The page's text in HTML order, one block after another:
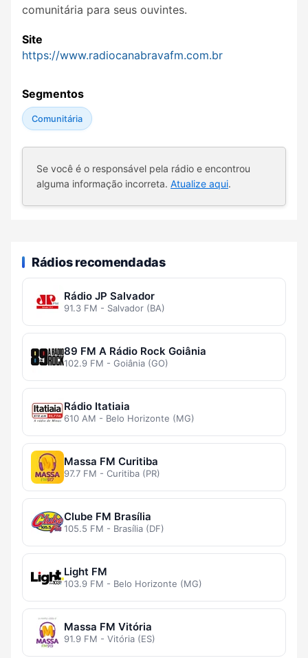
comunitária para seus ouvintes.
Site
https://www.radiocanabravafm.com.br
Segmentos
Comunitária
Se você é o responsável pela rádio e encontrou
alguma informação incorreta. Atualize aqui.
Rádios recomendadas
Rádio JP Salvador
91.3 FM - Salvador (BA)
89 FM A Rádio Rock Goiânia
102.9 FM - Goiânia (GO)
Rádio Itatiaia
610 AM - Belo Horizonte (MG)
Massa FM Curitiba
97.7 FM - Curitiba (PR)
Clube FM Brasília
105.5 FM - Brasília (DF)
Light FM
103.9 FM - Belo Horizonte (MG)
Massa FM Vitória
91.9 FM - Vitória (ES)